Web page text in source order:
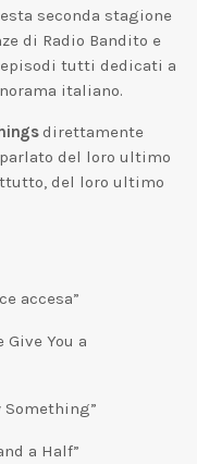
seconda stagione
di Radio Bandito e
tutti dedicati a
italiano.
direttamente
del loro ultimo
del loro ultimo
accesa”
Give You a
Something”
a Half”